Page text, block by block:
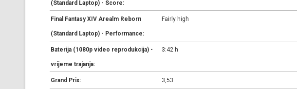
(Standard Laptop) - Score:
Final Fantasy XIV Arealm Reborn
(Standard Laptop) - Performance:
Fairly high
Baterija (1080p video reprodukcija) -
vrijeme trajanja:
3:42 h
Grand Prix: 3,53